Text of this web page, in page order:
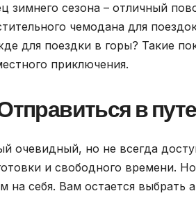
зимнего сезона – отличный
чемодана для
для поездки в горы? Такие
приключения.
в
очевидный, но не всегда
и свободного времени.
на себя. Вам остается выбрать